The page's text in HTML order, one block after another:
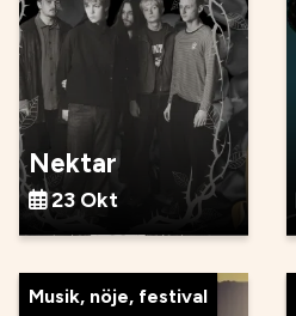
Nektar
23 Okt
Musik, nöje, festival